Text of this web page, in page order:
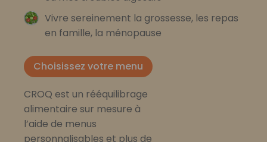
Vivre sereinement la grossesse, les repas
en famille, la ménopause
Choisissez votre menu
CROQ est un rééquilibrage
alimentaire sur mesure à
l’aide de menus
personnalisables et plus de